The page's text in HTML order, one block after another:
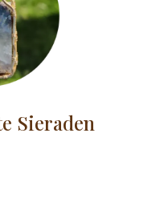
Sieraden